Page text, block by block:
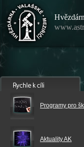
Programy pro
Aktuality AK